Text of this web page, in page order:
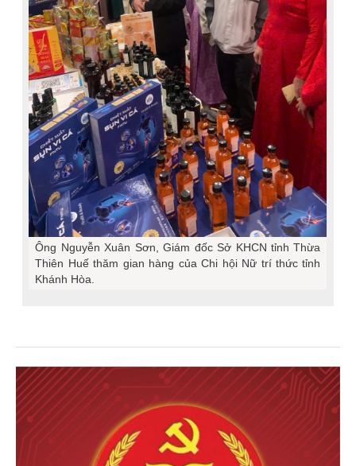
Ông Nguyễn Xuân Sơn, Giám đốc Sở KHCN tỉnh Thừa
Thiên Huế thăm gian hàng của Chi hội Nữ trí thức tỉnh
Khánh Hòa.